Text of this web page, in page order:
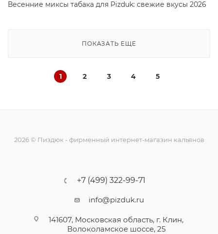
Весенние миксы табака для Pizduk: свежие вкусы 2026
ПОКАЗАТЬ ЕЩЕ
1 2 3 4 5
2026 © Пиздюк - фирменный интернет-магазин кальянов
+7 (499) 322-99-71
info@pizduk.ru
141607, Московская область, г. Клин,
Волоколамское шоссе, 25